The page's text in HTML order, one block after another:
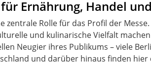
Ernährung, Handel
zentrale Rolle für das Profil der
und kulinarische Vielfalt
Neugier ihres Publikums – viele
und darüber hinaus finden